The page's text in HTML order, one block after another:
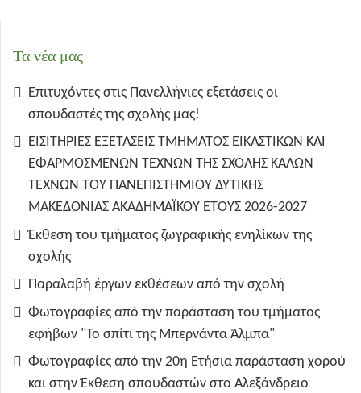
Τα νέα μας
Επιτυχόντες στις Πανελλήνιες εξετάσεις οι
σπουδαστές της σχολής μας!
ΕΙΣΙΤΗΡΙΕΣ ΕΞΕΤΑΣΕΙΣ ΤΜΗΜΑΤΟΣ ΕΙΚΑΣΤΙΚΩΝ ΚΑΙ
ΕΦΑΡΜΟΣΜΕΝΩΝ ΤΕΧΝΩΝ ΤΗΣ ΣΧΟΛΗΣ ΚΑΛΩΝ
ΤΕΧΝΩΝ ΤΟΥ ΠΑΝΕΠΙΣΤΗΜΙΟΥ ΔΥΤΙΚΗΣ
ΜΑΚΕΔΟΝΙΑΣ ΑΚΑΔΗΜΑΪΚΟΥ ΕΤΟΥΣ 2026-2027
Έκθεση του τμήματος ζωγραφικής ενηλίκων της
σχολής
Παραλαβή έργων εκθέσεων από την σχολή
Φωτογραφίες από την παράσταση του τμήματος
εφήβων "Το σπίτι της Μπερνάντα Άλμπα"
Φωτογραφίες από την 20η Ετήσια παράσταση χορού
και στην Έκθεση σπουδαστών στο Αλεξάνδρειο